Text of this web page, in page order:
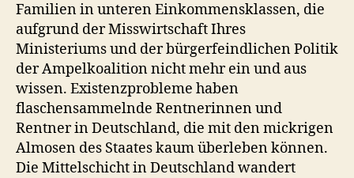
Familien in unteren Einkommensklassen, die
aufgrund der Misswirtschaft Ihres
Ministeriums und der bürgerfeindlichen Politik
der Ampelkoalition nicht mehr ein und aus
wissen. Existenzprobleme haben
flaschensammelnde Rentnerinnen und
Rentner in Deutschland, die mit den mickrigen
Almosen des Staates kaum überleben können.
Die Mittelschicht in Deutschland wandert